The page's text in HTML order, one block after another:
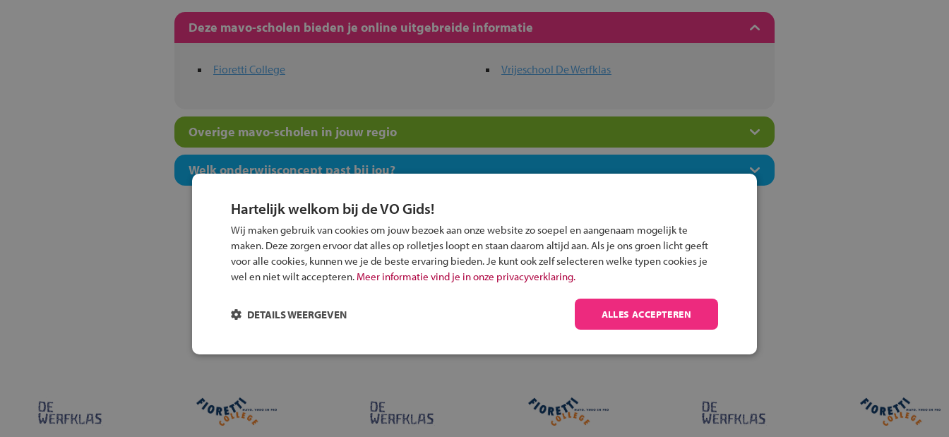
Deze mavo-scholen bieden je online uitgebreide informatie
Fioretti College Vrijeschool De Werfklas
Overige mavo-scholen in jouw regio
Welk onderwijsconcept past bij jou?
Inschrijven?
Hartelijk welkom bij de VO Gids!
Wij maken gebruik van cookies om jouw bezoek aan onze website zo soepel en aangenaam mogelijk te
maken. Deze zorgen ervoor dat alles op rolletjes loopt en staan daarom altijd aan. Als je ons groen licht geeft
voor alle cookies, kunnen we je de beste ervaring bieden. Je kunt ook zelf selecteren welke typen cookies je
wel en niet wilt accepteren. Meer informatie vind je in onze privacyverklaring.
ALLES ACCEPTEREN
DETAILS WEERGEVEN